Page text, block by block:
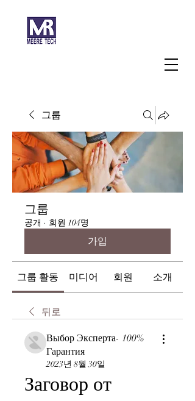
그룹
그룹
공개 · 회원 104명
가입
그룹 활동 미디어 회원 소개
뒤로
Выбор Эксперта- 100%
Гарантия
2023년 8월 30일
Заговор от